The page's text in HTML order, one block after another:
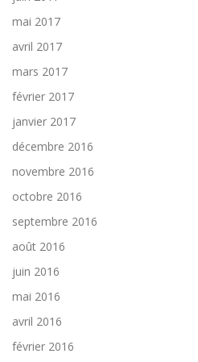
mai 2017
avril 2017
mars 2017
février 2017
janvier 2017
décembre 2016
novembre 2016
octobre 2016
septembre 2016
août 2016
juin 2016
mai 2016
avril 2016
février 2016